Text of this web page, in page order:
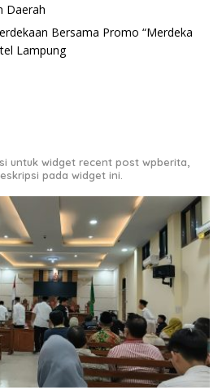
Daerah
Bersama Promo “Merdeka
Lampung
untuk widget recent post wpberita,
pada widget ini.